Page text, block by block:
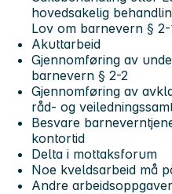
hovedsakelig
Lov om barnevern § 2-
Akuttarbeid
Gjennomføring av
barnevern § 2-2
Gjennomføring av
råd- og
Besvare
kontortid
Delta i mottaksforum
Noe kveldsarbeid må
Andre